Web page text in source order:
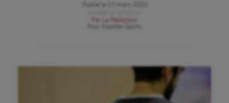
Publié le
13 mars 2020
Par
La Rédaction
Gazette Sports